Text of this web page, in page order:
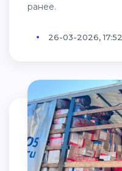
ранее.
26-03-2026, 17:52